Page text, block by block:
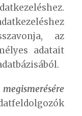
az
adatait